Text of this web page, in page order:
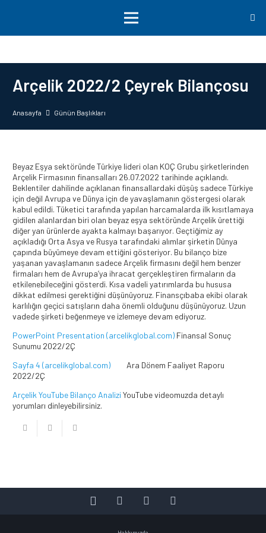
Arçelik 2022/2 Çeyrek Bilançosu
Anasayfa Günün Başlıkları
Beyaz Eşya sektöründe Türkiye lideri olan KOÇ Grubu şirketlerinden
Arçelik Firmasının finansalları 26.07.2022 tarihinde açıklandı.
Beklentiler dahilinde açıklanan finansallardaki düşüş sadece Türkiye
için değil Avrupa ve Dünya için de yavaşlamanın göstergesi olarak
kabul edildi. Tüketici tarafında yapılan harcamalarda ilk kısıtlamaya
gidilen alanlardan biri olan beyaz eşya sektöründe Arçelik ürettiği
diğer yan ürünlerde ayakta kalmayı başarıyor. Geçtiğimiz ay
açıkladığı Orta Asya ve Rusya tarafındaki alımlar şirketin Dünya
çapında büyümeye devam ettiğini gösteriyor. Bu bilanço bize
yaşanan yavaşlamanın sadece Arçelik firmasını değil hem benzer
firmaları hem de Avrupa’ya ihracat gerçekleştiren firmaların da
etkilenebileceğini gösterdi. Kısa vadeli yatırımlarda bu hususa
dikkat edilmesi gerektiğini düşünüyoruz. Finansçıbaba ekibi olarak
karlılığın geçici satışların daha önemli olduğunu düşünüyoruz. Uzun
vadede şirketi beğenmeye ve izlemeye devam ediyoruz.
PowerPoint Presentation (arcelikglobal.com) Finansal Sonuç
Sunumu 2022/2Ç
Sayfa 4 (arcelikglobal.com) Ara Dönem Faaliyet Raporu
2022/2Ç
Arçelik YouTube Bilanço Analizi YouTube videomuzda detaylı
yorumları dinleyebilirsiniz.